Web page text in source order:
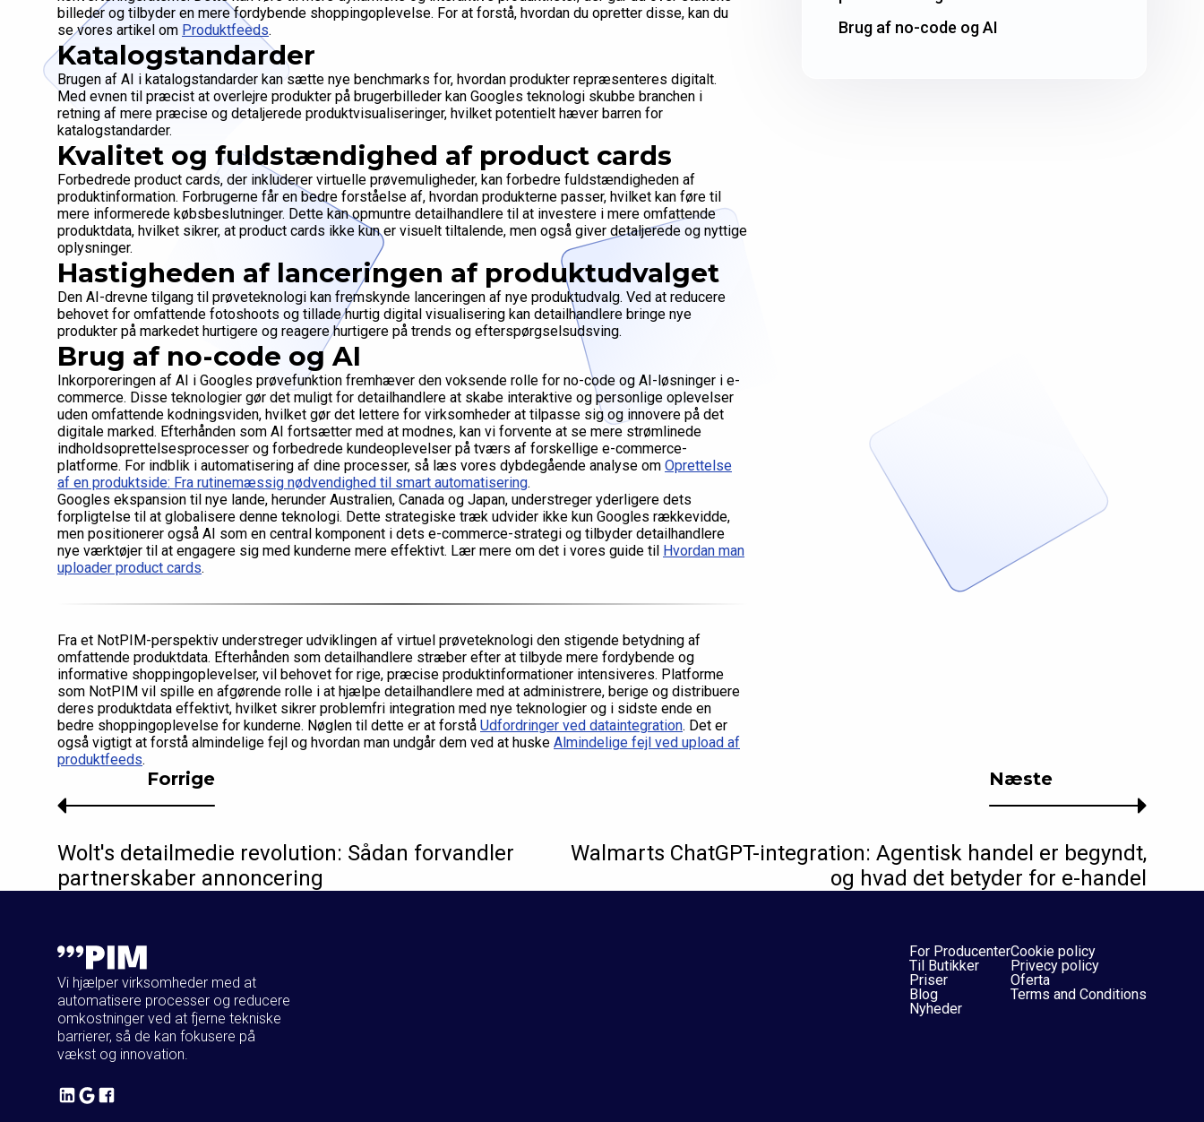
billeder og tilbyder en mere fordybende shoppingoplevelse. For at forstå, hvordan du opretter disse, kan du
se vores artikel om Produktfeeds.
Katalogstandarder
Brugen af AI i katalogstandarder kan sætte nye benchmarks for, hvordan produkter repræsenteres digitalt.
Med evnen til præcist at overlejre produkter på brugerbilleder kan Googles teknologi skubbe branchen i
retning af mere præcise og detaljerede produktvisualiseringer, hvilket potentielt hæver barren for
katalogstandarder.
Kvalitet og fuldstændighed af product cards
Forbedrede product cards, der inkluderer virtuelle prøvemuligheder, kan forbedre fuldstændigheden af
produktinformation. Forbrugerne får en bedre forståelse af, hvordan produkterne passer, hvilket kan føre til
mere informerede købsbeslutninger. Dette kan opmuntre detailhandlere til at investere i mere omfattende
produktdata, hvilket sikrer, at product cards ikke kun er visuelt tiltalende, men også giver detaljerede og nyttige
oplysninger.
Hastigheden af lanceringen af produktudvalget
Den AI-drevne tilgang til prøveteknologi kan fremskynde lanceringen af nye produktudvalg. Ved at reducere
behovet for omfattende fotoshoots og tillade hurtig digital visualisering kan detailhandlere bringe nye
produkter på markedet hurtigere og reagere hurtigere på trends og efterspørgselsudsving.
Brug af no-code og AI
Inkorporeringen af AI i Googles prøvefunktion fremhæver den voksende rolle for no-code og AI-løsninger i e-
commerce. Disse teknologier gør det muligt for detailhandlere at skabe interaktive og personlige oplevelser
uden omfattende kodningsviden, hvilket gør det lettere for virksomheder at tilpasse sig og innovere på det
digitale marked. Efterhånden som AI fortsætter med at modnes, kan vi forvente at se mere strømlinede
indholdsoprettelsesprocesser og forbedrede kundeoplevelser på tværs af forskellige e-commerce-
platforme. For indblik i automatisering af dine processer, så læs vores dybdegående analyse om Oprettelse
af en produktside: Fra rutinemæssig nødvendighed til smart automatisering.
Googles ekspansion til nye lande, herunder Australien, Canada og Japan, understreger yderligere dets
forpligtelse til at globalisere denne teknologi. Dette strategiske træk udvider ikke kun Googles rækkevidde,
men positionerer også AI som en central komponent i dets e-commerce-strategi og tilbyder detailhandlere
nye værktøjer til at engagere sig med kunderne mere effektivt. Lær mere om det i vores guide til Hvordan man
uploader product cards.
Fra et NotPIM-perspektiv understreger udviklingen af virtuel prøveteknologi den stigende betydning af
omfattende produktdata. Efterhånden som detailhandlere stræber efter at tilbyde mere fordybende og
informative shoppingoplevelser, vil behovet for rige, præcise produktinformationer intensiveres. Platforme
som NotPIM vil spille en afgørende rolle i at hjælpe detailhandlere med at administrere, berige og distribuere
deres produktdata effektivt, hvilket sikrer problemfri integration med nye teknologier og i sidste ende en
bedre shoppingoplevelse for kunderne. Nøglen til dette er at forstå Udfordringer ved dataintegration. Det er
også vigtigt at forstå almindelige fejl og hvordan man undgår dem ved at huske Almindelige fejl ved upload af
produktfeeds.
Brug af no-code og AI
Næste
Walmarts ChatGPT-integration: Agentisk handel er begyndt,
og hvad det betyder for e-handel
Forrige
Wolt's detailmedie revolution: Sådan forvandler
partnerskaber annoncering
Vi hjælper virksomheder med at
automatisere processer og reducere
omkostninger ved at fjerne tekniske
barrierer, så de kan fokusere på
vækst og innovation.
For Producenter
Til Butikker
Priser
Blog
Nyheder
Cookie policy
Privecy policy
Oferta
Terms and Conditions